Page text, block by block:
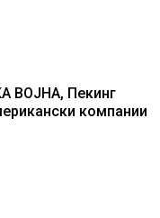
ВОЈНА, Пекинг
компании